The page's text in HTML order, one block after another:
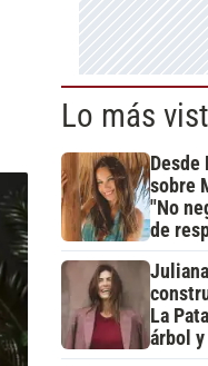
Lo más
Desde
sobre
"No
de
La
árbol y